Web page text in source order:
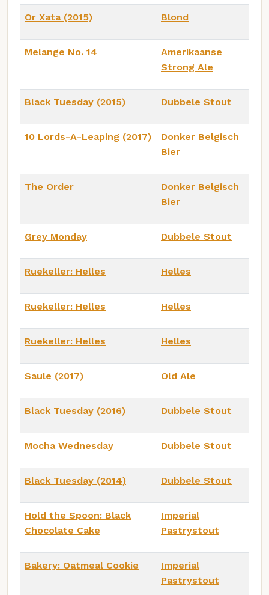
Or Xata (2015) Blond
Melange No. 14
Amerikaanse
Strong Ale
Black Tuesday (2015) Dubbele Stout
10 Lords-A-Leaping (2017)
Donker Belgisch
Bier
The Order
Donker Belgisch
Bier
Grey Monday Dubbele Stout
Ruekeller: Helles Helles
Ruekeller: Helles Helles
Ruekeller: Helles Helles
Saule (2017) Old Ale
Black Tuesday (2016) Dubbele Stout
Mocha Wednesday Dubbele Stout
Black Tuesday (2014) Dubbele Stout
Hold the Spoon: Black
Chocolate Cake
Imperial
Pastrystout
Bakery: Oatmeal Cookie
Imperial
Pastrystout